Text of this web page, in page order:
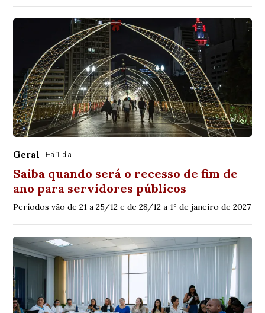
Geral Há 1 dia
Saiba quando será o recesso de fim de
ano para servidores públicos
Períodos vão de 21 a 25/12 e de 28/12 a 1º de janeiro de 2027